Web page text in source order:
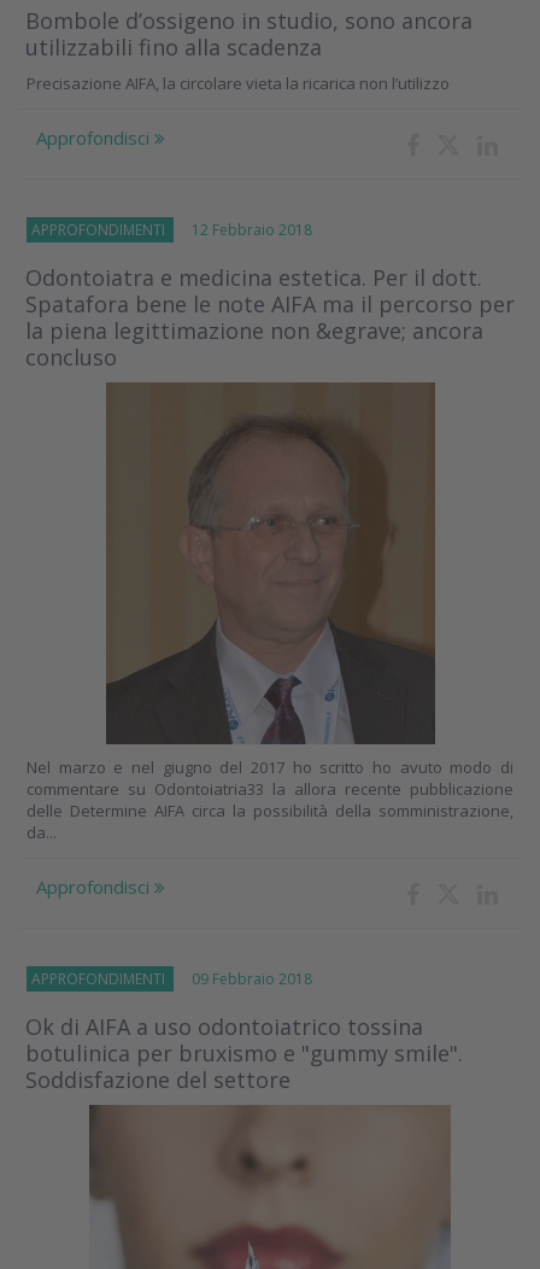
Bombole d’ossigeno in studio, sono ancora
utilizzabili fino alla scadenza
Precisazione AIFA, la circolare vieta la ricarica non l’utilizzo
Approfondisci
APPROFONDIMENTI 12 Febbraio 2018
Odontoiatra e medicina estetica. Per il dott.
Spatafora bene le note AIFA ma il percorso per
la piena legittimazione non &egrave; ancora
concluso
Nel marzo e nel giugno del 2017 ho scritto ho avuto modo di
commentare su Odontoiatria33 la allora recente pubblicazione
delle Determine AIFA circa la possibilità della somministrazione,
da...
Approfondisci
APPROFONDIMENTI 09 Febbraio 2018
Ok di AIFA a uso odontoiatrico tossina
botulinica per bruxismo e "gummy smile".
Soddisfazione del settore